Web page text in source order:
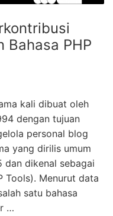
Bahasa PHP
kali dibuat oleh
dengan tujuan
personal blog
yang dirilis umum
dan dikenal sebagai
Tools). Menurut data
satu bahasa
…